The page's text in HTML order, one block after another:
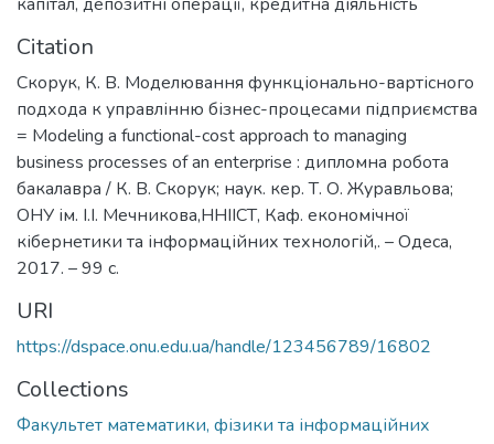
Citation
Скорук, К. В. Моделювання функціонально-вартісного
подхода к управлінню бізнес-процесами підприємства
= Modeling a functional-cost approach to managing
business processes of an enterprise : дипломна робота
бакалавра / К. В. Скорук; наук. кер. Т. О. Журавльова;
ОНУ ім. І.І. Мечникова,ННІІСТ, Каф. економічної
кібернетики та інформаційних технологій,. – Одеса,
2017. – 99 с.
URI
https://dspace.onu.edu.ua/handle/123456789/16802
Collections
Факультет математики, фізики та інформаційних